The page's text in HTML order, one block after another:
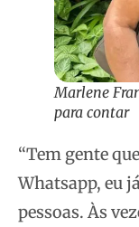
Marlene
para contar
“Tem gente
Whatsapp, eu
pessoas. Às